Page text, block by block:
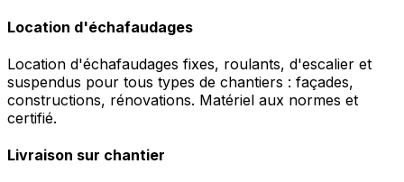
Location d'échafaudages
Location d'échafaudages fixes, roulants, d'escalier et
suspendus pour tous types de chantiers : façades,
constructions, rénovations. Matériel aux normes et
certifié.
Livraison sur chantier